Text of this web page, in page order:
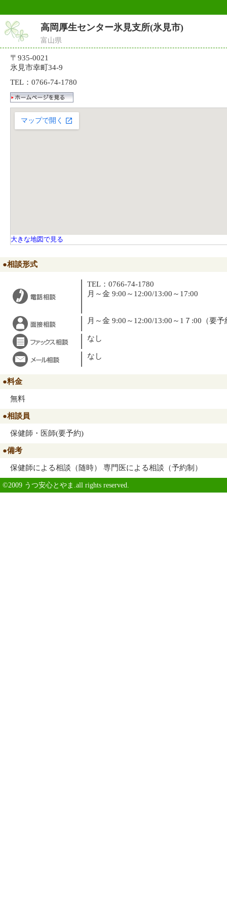
高岡厚生センター氷見支所(氷見市)
富山県
〒935-0021
氷見市幸町34-9
TEL：0766-74-1780
大きな地図で見る
●相談形式
TEL：0766-74-1780
月～金 9:00～12:00/13:00～17:00
月～金 9:00～12:00/13:00～1７:00（要予
なし
なし
●料金
無料
●相談員
保健師・医師(要予約)
●備考
保健師による相談（随時） 専門医による相談（予約制）
©2009 うつ安心とやま.all rights reserved.